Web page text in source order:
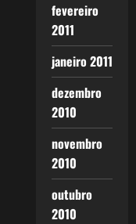
fevereiro
2011
janeiro 2011
dezembro
2010
novembro
2010
outubro
2010